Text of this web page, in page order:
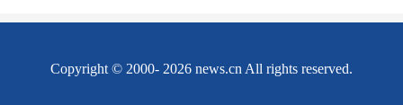
Copyright © 2000- 2026 news.cn All rights reserved.